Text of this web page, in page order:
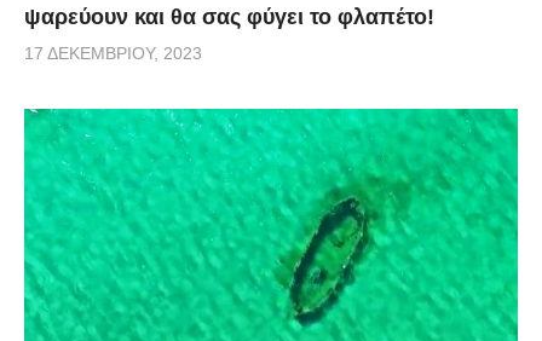
ψαρεύουν και θα σας φύγει το φλαπέτο!
17 ΔΕΚΕΜΒΡΊΟΥ, 2023